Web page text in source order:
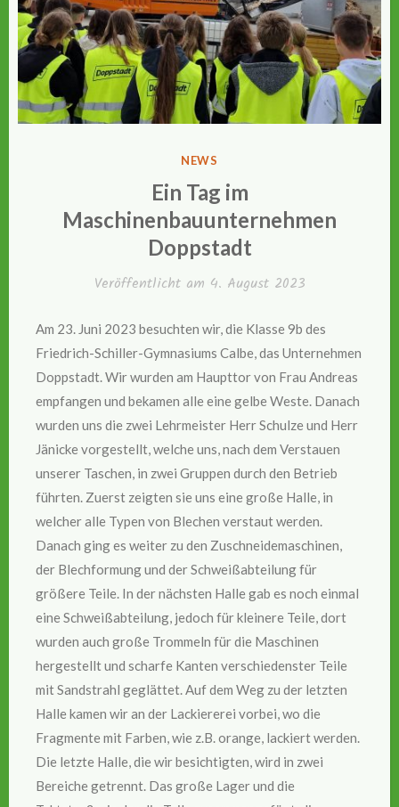
VERÖFFENTLICHT
NEWS
Ein Tag im
Maschinenbauunternehmen
Doppstadt
Veröffentlicht am 4. August 2023
Am 23. Juni 2023 besuchten wir, die Klasse 9b des
Friedrich-Schiller-Gymnasiums Calbe, das Unternehmen
Doppstadt. Wir wurden am Haupttor von Frau Andreas
empfangen und bekamen alle eine gelbe Weste. Danach
wurden uns die zwei Lehrmeister Herr Schulze und Herr
Jänicke vorgestellt, welche uns, nach dem Verstauen
unserer Taschen, in zwei Gruppen durch den Betrieb
führten. Zuerst zeigten sie uns eine große Halle, in
welcher alle Typen von Blechen verstaut werden.
Danach ging es weiter zu den Zuschneidemaschinen,
der Blechformung und der Schweißabteilung für
größere Teile. In der nächsten Halle gab es noch einmal
eine Schweißabteilung, jedoch für kleinere Teile, dort
wurden auch große Trommeln für die Maschinen
hergestellt und scharfe Kanten verschiedenster Teile
mit Sandstrahl geglättet. Auf dem Weg zu der letzten
Halle kamen wir an der Lackiererei vorbei, wo die
Fragmente mit Farben, wie z.B. orange, lackiert werden.
Die letzte Halle, die wir besichtigten, wird in zwei
Bereiche getrennt. Das große Lager und die